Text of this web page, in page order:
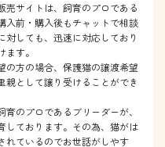
売サイトは、飼育のプロである
入前・購入後もチャットで相談
しても、迅速に対応しており
す。
の方の場合、保護猫の譲渡希望
として譲り受けることができ
のプロであるブリーダーが、
しております。その為、猫がは
れているのでお世話がしやす